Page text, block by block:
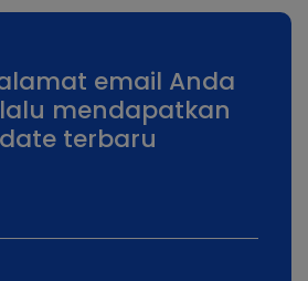
email Anda
mendapatkan
terbaru